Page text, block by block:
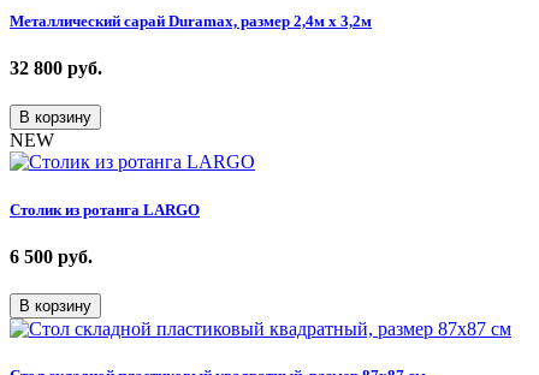
Металлический сарай Duramax, размер 2,4м х 3,2м
32 800 руб.
В корзину
NEW
Столик из ротанга LARGO
6 500 руб.
В корзину